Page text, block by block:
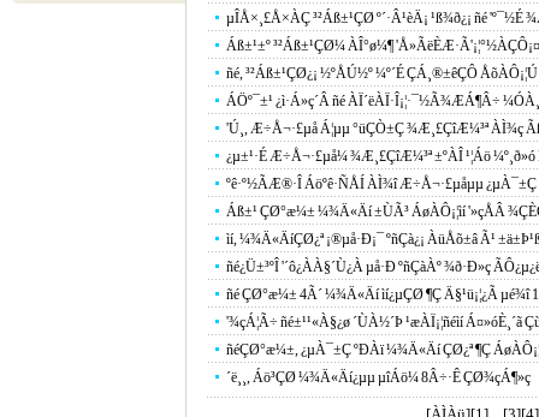
µÎÅ×¸£Å×ÀÇ ³²Áß±¹ÇØ º´·Â¹èÄ¡ ¹ß¾ð¿¡ ñé 'º¯½É
Áß±¹±º ³²Áß±¹ÇØ¼­ ÀÎ°ø¼¶
ñé, ³²Áß±¹ÇØ¿¡ ½ºÅÚ½º ¼º´É ÇÁ¸®±êÇÔ
ÁÖº¯±¹ ¿ì·Á»ç´Â ñé ÀÏ´ëÀÏ·Î¡¦·¯½Ã¾ÆÁ¶Â÷
'Ú¸, Æ÷Å¬·£µå Á¦µµ °üÇÒ±Ç ¾Æ¸£ÇîÆ¼³ª ÀÌ¾ç
¿µ±¹·É Æ÷Å¬·£µå¼­ ¾Æ¸£ÇîÆ¼³ª ±ºÀÎ ¹¦Áö
ºê·º½ÃÆ®·Î Áöºê·ÑÅÍ ÀÌ¾î Æ÷Å¬·£µåµµ ¿µÀ¯±Ç
Áß±¹ ÇØ°æ¼± ¼¾Ä«Äí ±ÙÃ³ ÁøÀÔ¡¦ìí '»çÅÂ
ìí, ¼¾Ä«ÄíÇØ¿ª ¡®µå·Ð¡¯ ºñÇà¿¡ ÀüÅõ±â Ã¹
ñé¿Ü±³ºÎ '´ô¿ÀÀ§´Ù¿À µå·Ð ºñÇàÀº ¾ð·Ð»ç
ñé ÇØ°æ¼± 4Ã´ ¼¾Ä«Äí ìí¿µÇØ ¶Ç Ä§¹ü¡¦¿Ã µé¾î
'¾çÁ¦Ã÷ ñé±¹¹«À§¿ø ´ÙÀ½´Þ ¹æÀÏ¡¦ñéìí Á¤»óÈ¸´ã
ñéÇØ°æ¼±, ¿µÀ¯±Ç ºÐÀï ¼¾Ä«Äí ÇØ¿ª ¶Ç
´ë¸¸, Áö³­ÇØ ¼¾Ä«Äí¿­µµ µîÁö¼­ 8Â÷·Ê ÇØ¾çÁ¶»ç